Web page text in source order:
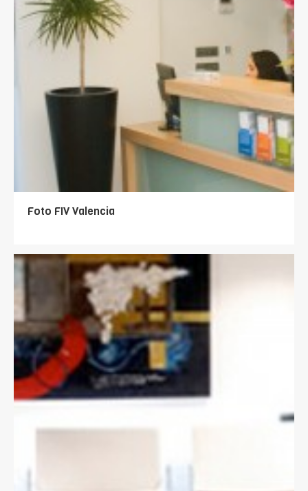
Foto FIV Valencia